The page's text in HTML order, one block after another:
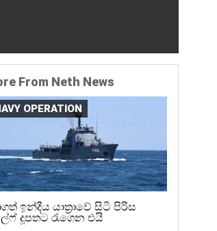
From Neth News
OPERATION
ඉන්දීය යාත්‍රාවේ සිටි පිරිස
දූපතට රැගෙන එයි